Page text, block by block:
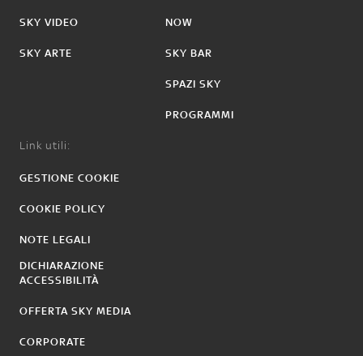
SKY VIDEO
SKY ARTE
NOW
SKY BAR
SPAZI SKY
PROGRAMMI
Link utili:
GESTIONE COOKIE
COOKIE POLICY
NOTE LEGALI
DICHIARAZIONE
ACCESSIBILITÀ
OFFERTA SKY MEDIA
CORPORATE